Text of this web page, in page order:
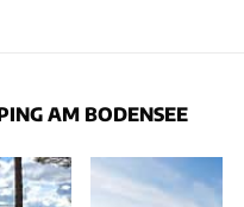
AM BODENSEE